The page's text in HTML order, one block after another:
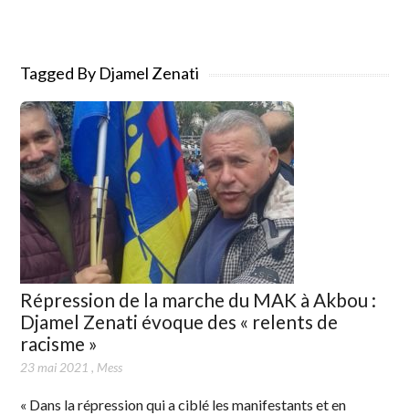
Tagged By Djamel Zenati
Répression de la marche du MAK à Akbou :
Djamel Zenati évoque des « relents de
racisme »
23 mai 2021 , Mess
« Dans la répression qui a ciblé les manifestants et en